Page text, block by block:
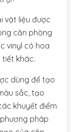
vật liệu được
căn phòng
vinyl có hoa
tiết khác.
dùng để tạo
sắc, tạo
khuyết điểm
pháp